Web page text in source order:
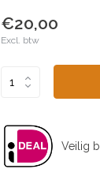
€20,00
Excl. btw
Veilig